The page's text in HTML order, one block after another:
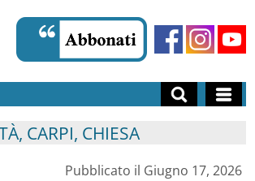
CARPI, CHIESA
Pubblicato il Giugno 17, 2026